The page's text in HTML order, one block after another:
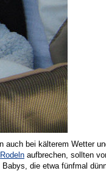
bei kälterem Wetter
Rodeln aufbrechen, sollten
die etwa fünfmal